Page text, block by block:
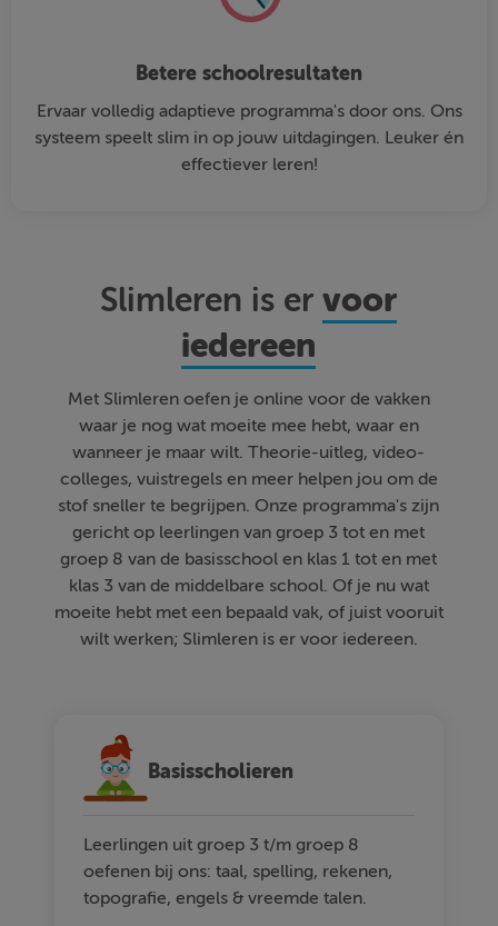
Betere schoolresultaten
Ervaar volledig adaptieve programma's door ons. Ons
systeem speelt slim in op jouw uitdagingen. Leuker én
effectiever leren!
Slimleren is ervoor
iedereen
Met Slimleren oefen je online voor de vakken
waar je nog wat moeite mee hebt, waar en
wanneer je maar wilt. Theorie-uitleg, video-
colleges, vuistregels en meer helpen jou om de
stof sneller te begrijpen. Onze programma's zijn
gericht op leerlingen van groep 3 tot en met
groep 8 van de basisschool en klas 1 tot en met
klas 3 van de middelbare school. Of je nu wat
moeite hebt met een bepaald vak, of juist vooruit
wilt werken; Slimleren is er voor iedereen.
Basisscholieren
Leerlingen uit groep 3 t/m groep 8
oefenen bij ons: taal, spelling, rekenen,
topografie, engels & vreemde talen.